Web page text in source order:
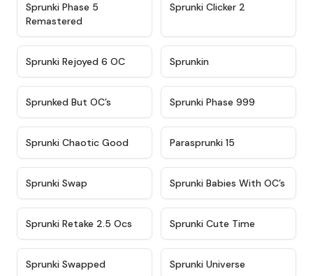
Sprunki Phase 5
Remastered
Sprunki Clicker 2
★ 4.4
Sprunki Rejoyed 6 OC Sprunkin
Sprunked But OC’s Sprunki Phase 999
★ 4.7
Sprunki Chaotic Good Parasprunki 15
Sprunki Swap ★ 4.8
Sprunki Babies With OC’s
★ 4.6
Sprunki Retake 2.5 Ocs Sprunki Cute Time
Sprunki Swapped Sprunki Universe